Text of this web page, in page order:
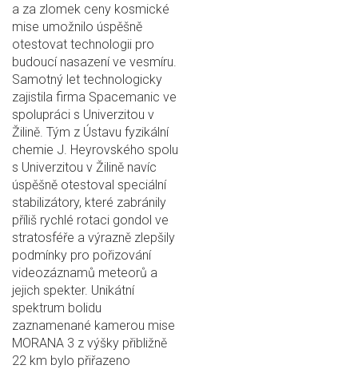
a za zlomek ceny kosmické
mise umožnilo úspěšně
otestovat technologii pro
budoucí nasazení ve vesmíru.
Samotný let technologicky
zajistila firma Spacemanic ve
spolupráci s Univerzitou v
Žilině. Tým z Ústavu fyzikální
chemie J. Heyrovského spolu
s Univerzitou v Žilině navíc
úspěšně otestoval speciální
stabilizátory, které zabránily
příliš rychlé rotaci gondol ve
stratosféře a výrazně zlepšily
podmínky pro pořizování
videozáznamů meteorů a
jejich spekter. Unikátní
spektrum bolidu
zaznamenané kamerou mise
MORANA 3 z výšky přibližně
22 km bylo přiřazeno